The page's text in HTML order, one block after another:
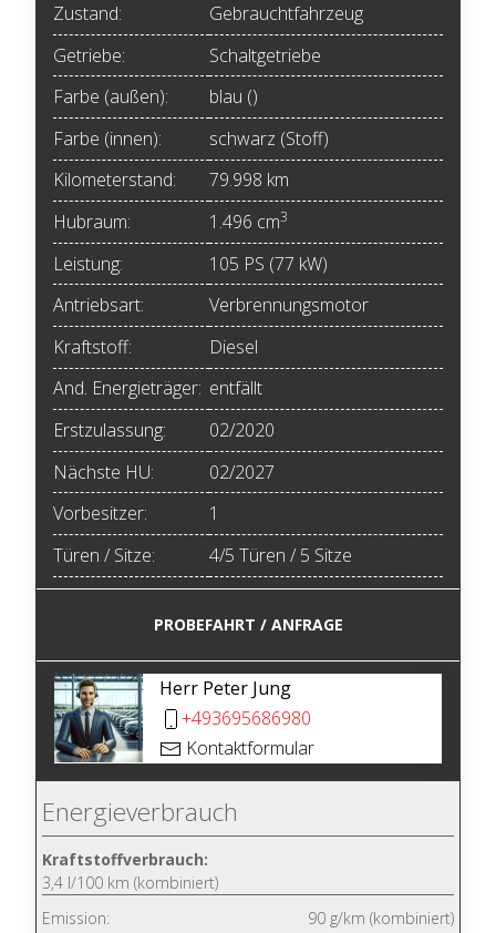
Zustand:
Gebrauchtfahrzeug
Getriebe:
Schaltgetriebe
Farbe (außen):
blau ()
Farbe (innen):
schwarz (Stoff)
Kilometerstand:
79.998 km
Hubraum:
1.496 cm3
Leistung:
105 PS (77 kW)
Antriebsart:
Verbrennungsmotor
Kraftstoff:
Diesel
And. Energieträger: entfällt
Erstzulassung:
02/2020
Nächste HU:
02/2027
Vorbesitzer:
1
Türen / Sitze:
4/5 Türen / 5 Sitze
PROBEFAHRT / ANFRAGE
Herr Peter Jung
+493695686980
Kontaktformular
Energieverbrauch
Kraftstoffverbrauch:
3,4 l/100 km (kombiniert)
Emission:
90 g/km (kombiniert)